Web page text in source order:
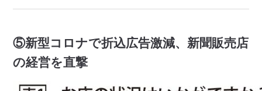
⑤新型コロナで折込広告激減、新聞販売店
の経営を直撃